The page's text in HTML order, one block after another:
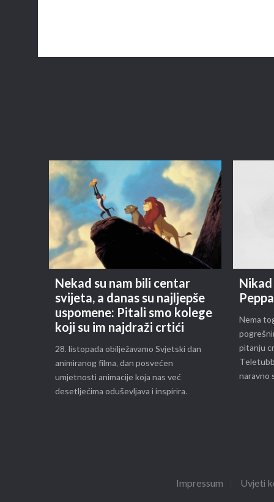
Nekad su nam bili centar
svijeta, a danas su najljepše
uspomene: Pitali smo kolege
koji su im najdraži crtići
28. listopada obilježavamo Svjetski dan
animiranog filma, dan posvećen
umjetnosti animacije koja nas već
desetljećima oduševljava i inspirira.
Nema
pitanju
naravno
Impressum Uvjeti